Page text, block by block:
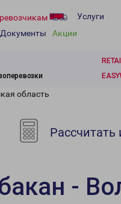
Услуги
Документы Акции
область
Рассчитать
-